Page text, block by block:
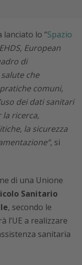
lanciato lo “Spazio
European
di
che
comuni,
dei dati sanitari
ricerca,
la sicurezza
, si
di una Unione
Sanitario
, secondo le
l’UE a realizzare
sanitaria